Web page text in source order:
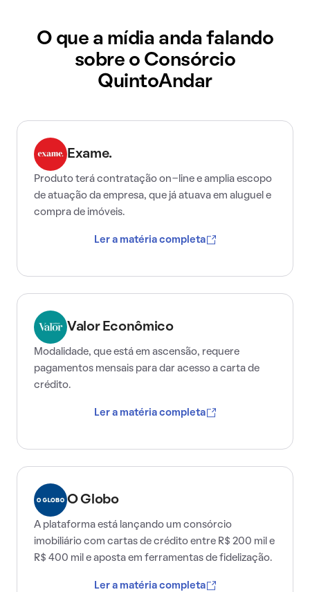
O que a mídia anda falando
sobre o Consórcio
QuintoAndar
Exame.
Produto terá contratação on-line e amplia escopo
de atuação da empresa, que já atuava em aluguel e
compra de imóveis.
Ler a matéria completa
Valor Econômico
Modalidade, que está em ascensão, requere
pagamentos mensais para dar acesso a carta de
crédito.
Ler a matéria completa
O Globo
A plataforma está lançando um consórcio
imobiliário com cartas de crédito entre R$ 200 mil e
R$ 400 mil e aposta em ferramentas de fidelização.
Ler a matéria completa